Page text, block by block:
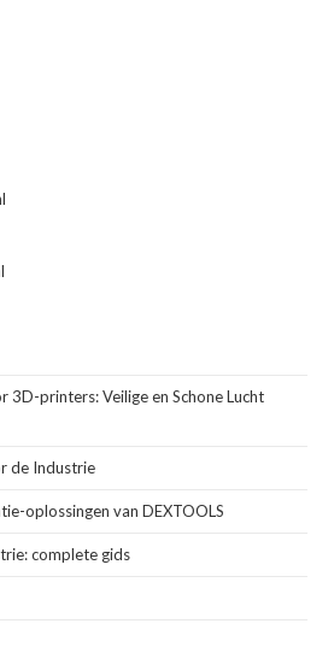
3D-printers: Veilige en Schone Lucht
de Industrie
oplossingen van DEXTOOLS
complete gids